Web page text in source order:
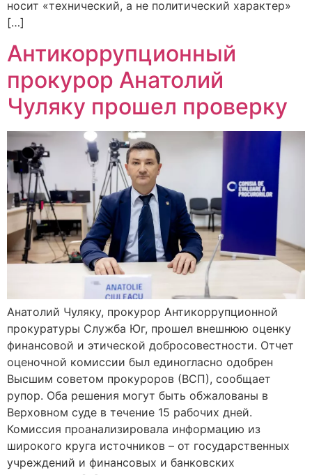
носит «технический, а не политический характер»
[…]
Антикоррупционный
прокурор Анатолий
Чуляку прошел проверку
Анатолий Чуляку, прокурор Антикоррупционной
прокуратуры Служба Юг, прошел внешнюю оценку
финансовой и этической добросовестности. Отчет
оценочной комиссии был единогласно одобрен
Высшим советом прокуроров (ВСП), сообщает
рупор. Оба решения могут быть обжалованы в
Верховном суде в течение 15 рабочих дней.
Комиссия проанализировала информацию из
широкого круга источников – от государственных
учреждений и финансовых и банковских